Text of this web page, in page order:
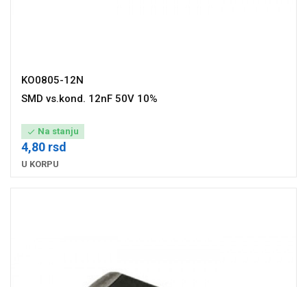
KO0805-12N
SMD vs.kond. 12nF 50V 10%
 Na stanju
4,80 rsd
U KORPU